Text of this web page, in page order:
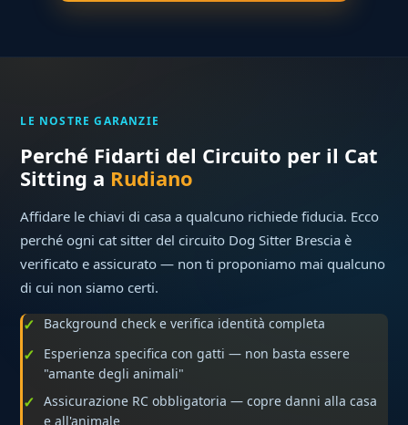
LE NOSTRE GARANZIE
Perché Fidarti del Circuito per il Cat
Sitting a Rudiano
Affidare le chiavi di casa a qualcuno richiede fiducia. Ecco
perché ogni cat sitter del circuito Dog Sitter Brescia è
verificato e assicurato — non ti proponiamo mai qualcuno
di cui non siamo certi.
Background check e verifica identità completa
Esperienza specifica con gatti — non basta essere
"amante degli animali"
Assicurazione RC obbligatoria — copre danni alla casa
e all'animale